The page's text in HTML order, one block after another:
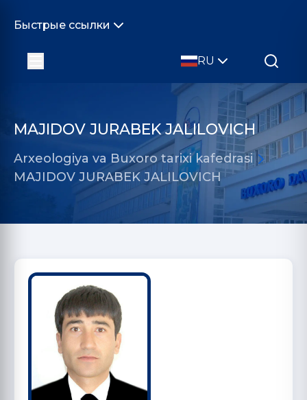
Быстрые ссылки
RU
MAJIDOV JURABEK JALILOVICH
Arxeologiya va Buxoro tarixi kafedrasi
MAJIDOV JURABEK JALILOVICH